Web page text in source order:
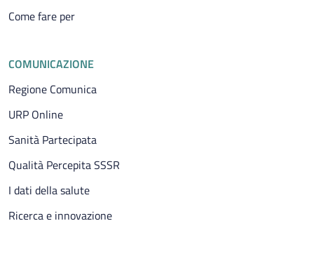
Come fare per
COMUNICAZIONE
Regione Comunica
URP Online
Sanità Partecipata
Qualità Percepita SSSR
I dati della salute
Ricerca e innovazione